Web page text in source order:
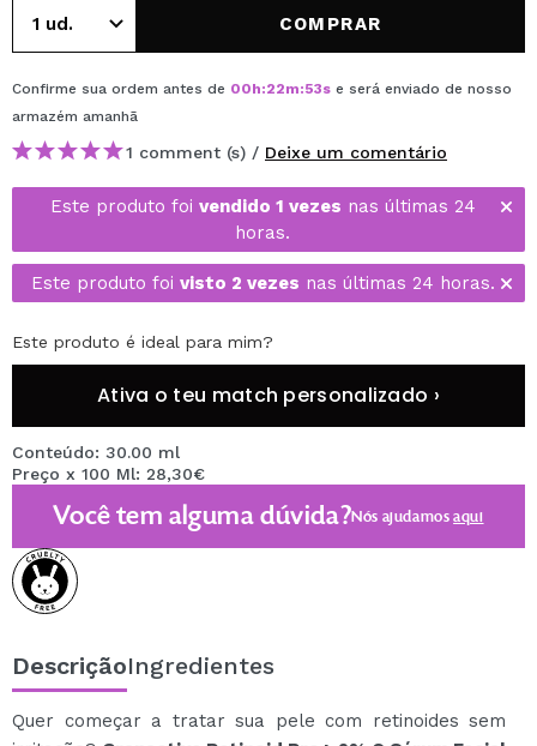
COMPRAR
Confirme sua ordem antes de 00h:22m:53s e será enviado de nosso
armazém amanhã
1 comment (s) / Deixe um comentário
Este produto foi vendido 1 vezes nas últimas 24
horas.
Este produto foi visto 2 vezes nas últimas 24 horas.
Este produto é ideal para mim?
Ativa o teu match personalizado ›
Conteúdo: 30.00 ml
Preço x 100 Ml: 28,30€
Você tem alguma dúvida?Nós ajudamosaqui
DescriçãoIngredientes
Quer começar a tratar sua pele com retinoides sem